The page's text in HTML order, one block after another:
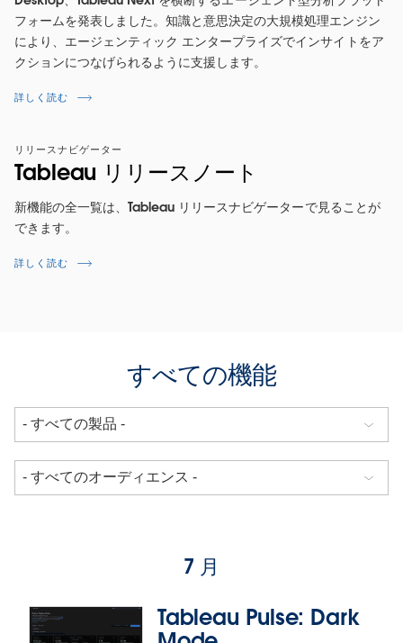
フォームを発表しました。知識と意思決定の大規模処理エンジン
により、エージェンティック エンタープライズでインサイトをア
クションにつなげられるように支援します。
詳しく読む
リリースナビゲーター
Tableau リリースノート
新機能の全一覧は、Tableau リリースナビゲーターで見ることが
できます。
詳しく読む
すべての機能
7 月
Tableau Pulse: Dark